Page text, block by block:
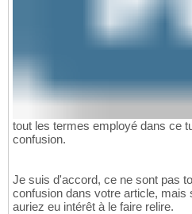
tout les termes employé dans ce
confusion.
Je suis d'accord, ce ne sont pas
confusion dans votre article, mais
auriez eu intérêt à le faire relire.